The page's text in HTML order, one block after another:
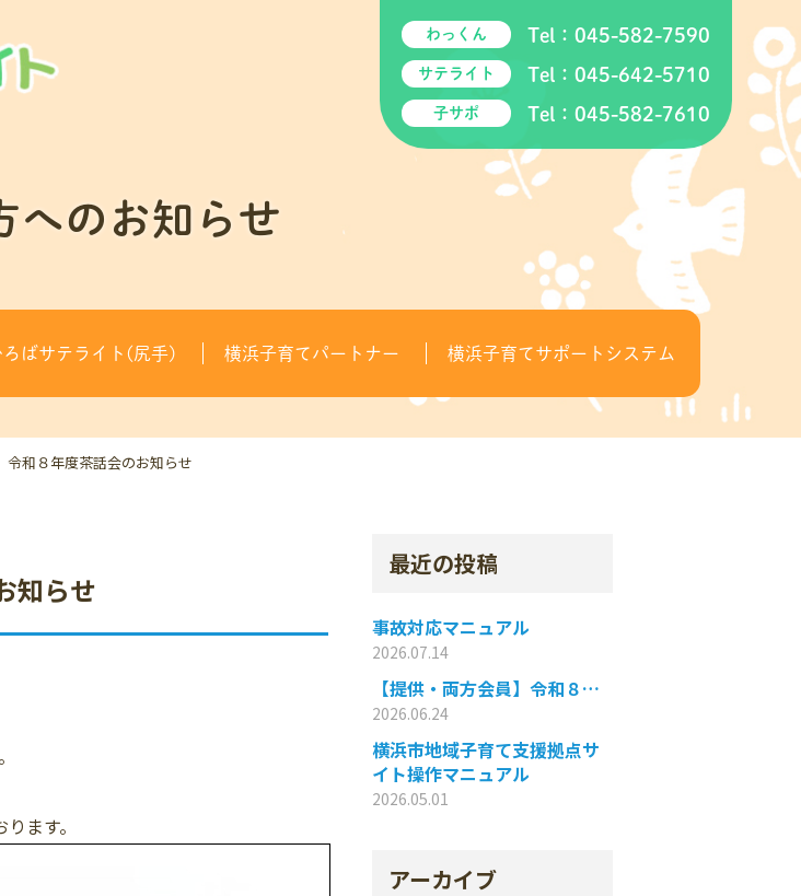
わっくん Tel： 045-582-7590
サテライト Tel： 045-642-5710
子サポ Tel： 045-582-7610
ろばサテライト(尻手) 横浜子育てパートナー 横浜子育てサポートシステム
へのお知らせ
令和８年度茶話会のお知らせ
知らせ
ます。
最近の投稿
事故対応マニュアル
2026.07.14
【提供・両方会員】令和８…
2026.06.24
横浜市地域子育て支援拠点サ
イト操作マニュアル
2026.05.01
アーカイブ